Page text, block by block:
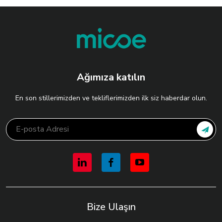
Ağımıza katılın
En son stillerimizden ve tekliflerimizden ilk siz haberdar olun.
Bize Ulaşın